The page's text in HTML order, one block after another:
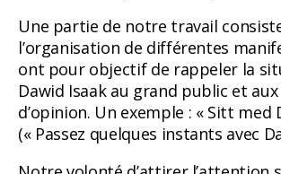
Une partie de notre travail
l’organisation de différentes
ont pour objectif de rappeler la
Dawid Isaak au grand public et
d’opinion. Un exemple : « Sitt med
(« Passez quelques instants avec